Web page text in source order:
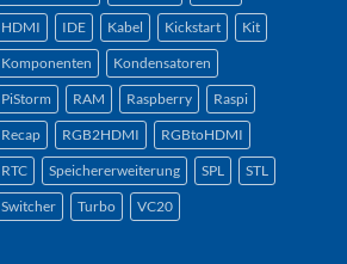
HDMI IDE Kabel Kickstart Kit
Komponenten Kondensatoren
PiStorm RAM Raspberry Raspi
Recap RGB2HDMI RGBtoHDMI
RTC Speichererweiterung SPL STL
Switcher Turbo VC20